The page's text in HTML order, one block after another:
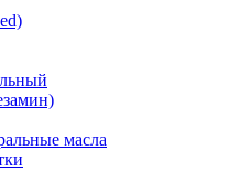
масла